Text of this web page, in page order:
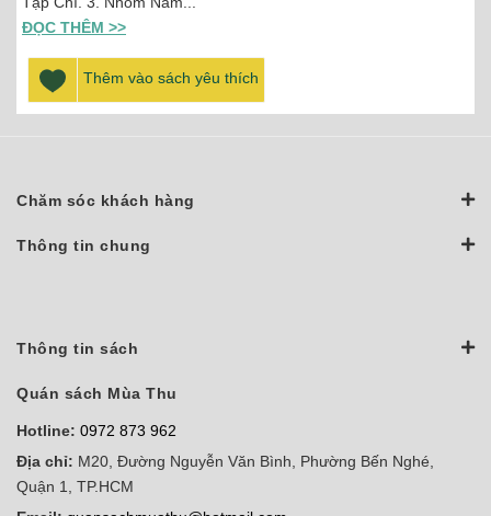
ĐỌC THÊM >>
Thêm vào sách yêu thích
Chăm sóc khách hàng
Thông tin chung
Thông tin sách
Quán sách Mùa Thu
Hotline: 0972 873 962
Địa chỉ: M20, Đường Nguyễn Văn Bình, Phường Bến Nghé,
Quận 1, TP.HCM